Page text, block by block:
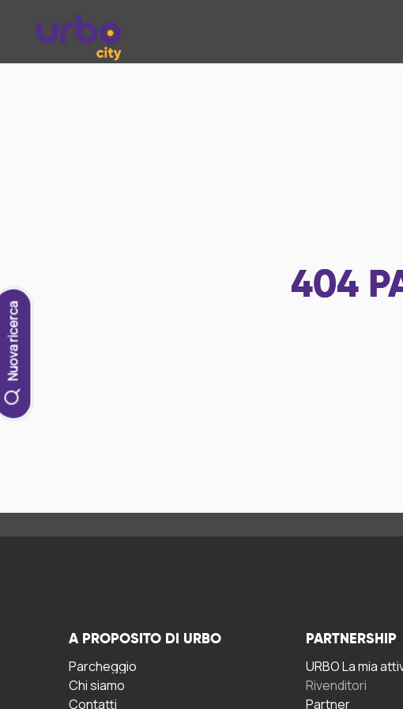
Nuova ricerca
404
A PROPOSITO DI URBO
Parcheggio
Chi siamo
Contatti
PARTNERSHIP
URBO La mia
Rivenditori
Partner